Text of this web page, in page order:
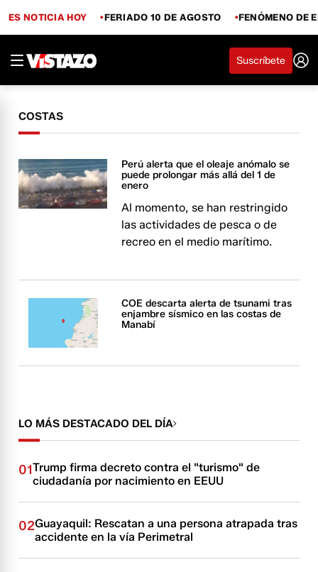
ES NOTICIA HOY FERIADO 10 DE AGOSTO FENÓMENO DE
Suscríbete
COSTAS
Perú alerta que el oleaje anómalo se
puede prolongar más allá del 1 de
enero
Al momento, se han restringido
las actividades de pesca o de
recreo en el medio marítimo.
COE descarta alerta de tsunami tras
enjambre sísmico en las costas de
Manabí
LO MÁS DESTACADO DEL DÍA
01Trump firma decreto contra el "turismo" de
ciudadanía por nacimiento en EEUU
02Guayaquil: Rescatan a una persona atrapada tras
accidente en la vía Perimetral